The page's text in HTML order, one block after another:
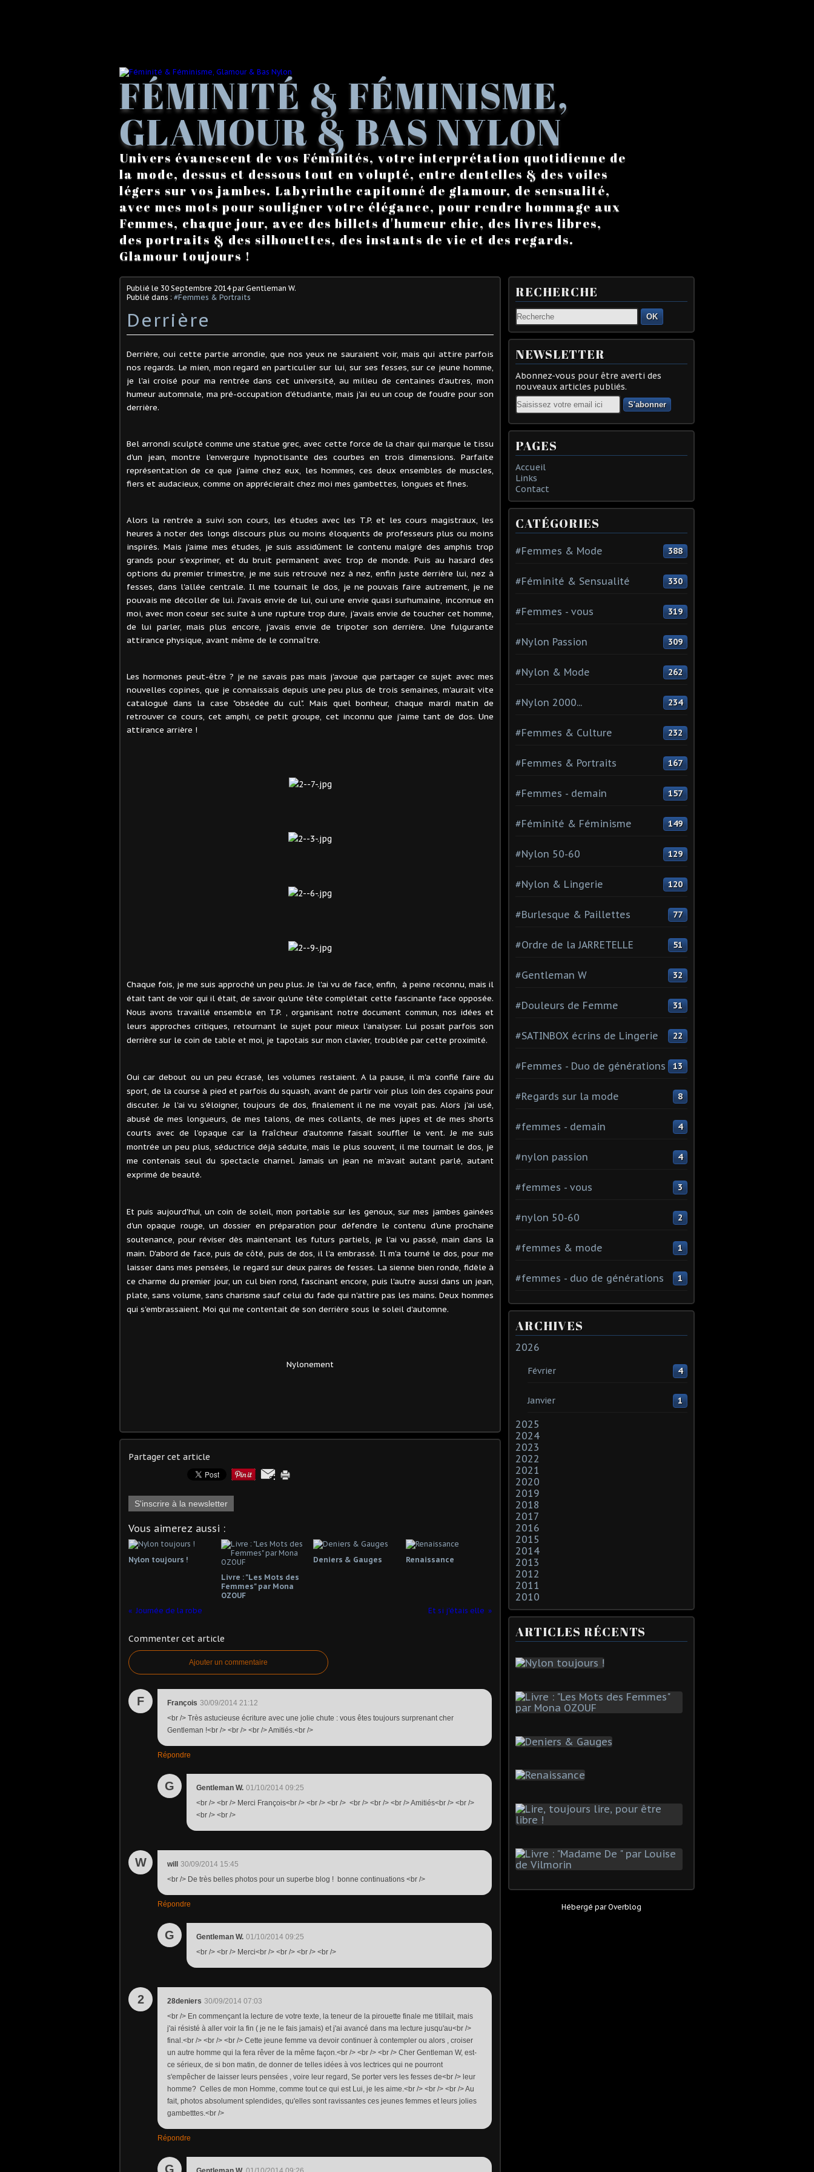
FÉMINITÉ & FÉMINISME,
GLAMOUR & BAS NYLON
Univers évanescent de vos Féminités, votre interprétation quotidienne de
la mode, dessus et dessous tout en volupté, entre dentelles & des voiles
légers sur vos jambes. Labyrinthe capitonné de glamour, de sensualité,
avec mes mots pour souligner votre élégance, pour rendre hommage aux
Femmes, chaque jour, avec des billets d'humeur chic, des livres libres,
des portraits & des silhouettes, des instants de vie et des regards.
Glamour toujours !
Publié le 30 Septembre 2014par Gentleman W.
Publié dans : #Femmes & Portraits
Derrière
Derrière, oui cette partie arrondie, que nos yeux ne sauraient voir, mais qui attire parfois
nos regards. Le mien, mon regard en particulier sur lui, sur ses fesses, sur ce jeune homme,
je l'ai croisé pour ma rentrée dans cet université, au milieu de centaines d'autres, mon
humeur automnale, ma pré-occupation d'étudiante, mais j'ai eu un coup de foudre pour son
derrière.
Bel arrondi sculpté comme une statue grec, avec cette force de la chair qui marque le tissu
d'un jean, montre l'envergure hypnotisante des courbes en trois dimensions. Parfaite
représentation de ce que j'aime chez eux, les hommes, ces deux ensembles de muscles,
fiers et audacieux, comme on apprécierait chez moi mes gambettes, longues et fines.
Alors la rentrée a suivi son cours, les études avec les T.P. et les cours magistraux, les
heures à noter des longs discours plus ou moins éloquents de professeurs plus ou moins
inspirés. Mais j'aime mes études, je suis assidûment le contenu malgré des amphis trop
grands pour s'exprimer, et du bruit permanent avec trop de monde. Puis au hasard des
options du premier trimestre, je me suis retrouvé nez à nez, enfin juste derrière lui, nez à
fesses, dans l'allée centrale. Il me tournait le dos, je ne pouvais faire autrement, je ne
pouvais me décoller de lui. J'avais envie de lui, oui une envie quasi surhumaine, inconnue en
moi, avec mon coeur sec suite à une rupture trop dure, j'avais envie de toucher cet homme,
de lui parler, mais plus encore, j'avais envie de tripoter son derrière. Une fulgurante
attirance physique, avant même de le connaître.
Les hormones peut-être ? je ne savais pas mais j'avoue que partager ce sujet avec mes
nouvelles copines, que je connaissais depuis une peu plus de trois semaines, m'aurait vite
catalogué dans la case "obsédée du cul". Mais quel bonheur, chaque mardi matin de
retrouver ce cours, cet amphi, ce petit groupe, cet inconnu que j'aime tant de dos. Une
attirance arrière !
Chaque fois, je me suis approché un peu plus. Je l'ai vu de face, enfin, à peine reconnu, mais il
était tant de voir qui il était, de savoir qu'une tête complétait cette fascinante face opposée.
Nous avons travaillé ensemble en T.P. , organisant notre document commun, nos idées et
leurs approches critiques, retournant le sujet pour mieux l'analyser. Lui posait parfois son
derrière sur le coin de table et moi, je tapotais sur mon clavier, troublée par cette proximité.
Oui car debout ou un peu écrasé, les volumes restaient. A la pause, il m'a confié faire du
sport, de la course à pied et parfois du squash, avant de partir voir plus loin des copains pour
discuter. Je l'ai vu s'éloigner, toujours de dos, finalement il ne me voyait pas. Alors j'ai usé,
abusé de mes longueurs, de mes talons, de mes collants, de mes jupes et de mes shorts
courts avec de l'opaque car la fraîcheur d'automne faisait souffler le vent. Je me suis
montrée un peu plus, séductrice déjà séduite, mais le plus souvent, il me tournait le dos, je
me contenais seul du spectacle charnel. Jamais un jean ne m'avait autant parlé, autant
exprimé de beauté.
Et puis aujourd'hui, un coin de soleil, mon portable sur les genoux, sur mes jambes gainées
d'un opaque rouge, un dossier en préparation pour défendre le contenu d'une prochaine
soutenance, pour réviser dès maintenant les futurs partiels, je l'ai vu passé, main dans la
main. D'abord de face, puis de côté, puis de dos, il l'a embrassé. Il m'a tourné le dos, pour me
laisser dans mes pensées, le regard sur deux paires de fesses. La sienne bien ronde, fidèle à
ce charme du premier jour, un cul bien rond, fascinant encore, puis l'autre aussi dans un jean,
plate, sans volume, sans charisme sauf celui du fade qui n'attire pas les mains. Deux hommes
qui s'embrassaient. Moi qui me contentait de son derrière sous le soleil d'automne.
Nylonement
Partager cet article
S'inscrire à la newsletter
Vous aimerez aussi :
Nylon toujours !
Livre : "Les Mots des
Femmes" par Mona
OZOUF
Deniers & Gauges Renaissance
Journée de la robe Et si j'étais elle
Commenter cet article
Ajouter un commentaire
F François 30/09/2014 21:12
<br /> Très astucieuse écriture avec une jolie chute : vous êtes toujours surprenant cher
Gentleman !<br /> <br /> <br /> Amitiés.<br />
Répondre
G Gentleman W. 01/10/2014 09:25
<br /> <br /> Merci François<br /> <br /> <br /> <br /> <br /> <br /> Amitiés<br /> <br />
<br /> <br />
W will 30/09/2014 15:45
<br /> De très belles photos pour un superbe blog ! bonne continuations <br />
Répondre
G Gentleman W. 01/10/2014 09:25
<br /> <br /> Merci<br /> <br /> <br /> <br />
2 28deniers 30/09/2014 07:03
<br /> En commençant la lecture de votre texte, la teneur de la pirouette finale me titillait, mais
j'ai résisté à aller voir la fin ( je ne le fais jamais) et j'ai avancé dans ma lecture jusqu'au<br />
final.<br /> <br /> <br /> Cette jeune femme va devoir continuer à contempler ou alors , croiser
un autre homme qui la fera rêver de la même façon.<br /> <br /> <br /> Cher Gentleman W, est-
ce sérieux, de si bon matin, de donner de telles idées à vos lectrices qui ne pourront
s'empêcher de laisser leurs pensées , voire leur regard, Se porter vers les fesses de<br /> leur
homme? Celles de mon Homme, comme tout ce qui est Lui, je les aime.<br /> <br /> <br /> Au
fait, photos absolument splendides, qu'elles sont ravissantes ces jeunes femmes et leurs jolies
gambetttes.<br />
Répondre
G
RECHERCHE
OK
NEWSLETTER
Abonnez-vous pour être averti des
nouveaux articles publiés.
Email
PAGES
Accueil
Links
Contact
CATÉGORIES
#Femmes & Mode 388
#Féminité & Sensualité 330
#Femmes - vous 319
#Nylon Passion 309
#Nylon & Mode 262
#Nylon 2000... 234
#Femmes & Culture 232
#Femmes & Portraits 167
#Femmes - demain 157
#Féminité & Féminisme 149
#Nylon 50-60 129
#Nylon & Lingerie 120
#Burlesque & Paillettes 77
#Ordre de la JARRETELLE 51
#Gentleman W 32
#Douleurs de Femme 31
#SATINBOX écrins de Lingerie 22
#Femmes - Duo de générations 13
#Regards sur la mode 8
#femmes - demain 4
#nylon passion 4
#femmes - vous 3
#nylon 50-60 2
#femmes & mode 1
#femmes - duo de générations 1
ARCHIVES
2026
Février 4
Janvier 1
2025
2024
2023
2022
2021
2020
2019
2018
2017
2016
2015
2014
2013
2012
2011
2010
ARTICLES RÉCENTS
Hébergé parOverblog